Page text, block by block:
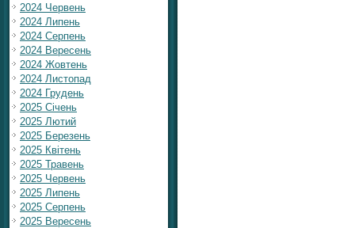
2024 Червень
2024 Липень
2024 Серпень
2024 Вересень
2024 Жовтень
2024 Листопад
2024 Грудень
2025 Січень
2025 Лютий
2025 Березень
2025 Квітень
2025 Травень
2025 Червень
2025 Липень
2025 Серпень
2025 Вересень